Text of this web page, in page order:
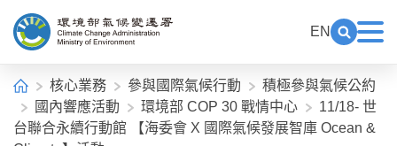
EN
首頁核心業務 參與國際氣候行動
積極參與氣候公約
國內響應活動
環境部 COP 30 戰情中心
11/18- 世
台聯合永續行動館 【海委會 X 國際氣候發展智庫 Ocean &